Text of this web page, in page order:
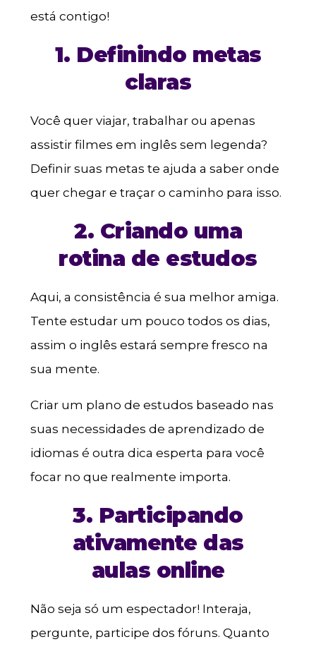
está contigo!
1. Definindo metas
claras
Você quer viajar, trabalhar ou apenas
assistir filmes em inglês sem legenda?
Definir suas metas te ajuda a saber onde
quer chegar e traçar o caminho para isso.
2. Criando uma
rotina de estudos
Aqui, a consistência é sua melhor amiga.
Tente estudar um pouco todos os dias,
assim o inglês estará sempre fresco na
sua mente.
Criar um plano de estudos baseado nas
suas necessidades de aprendizado de
idiomas é outra dica esperta para você
focar no que realmente importa.
3. Participando
ativamente das
aulas online
Não seja só um espectador! Interaja,
pergunte, participe dos fóruns. Quanto